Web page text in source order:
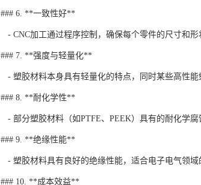
### 6. **一致性好**
- CNC加工通过程序控制，确保每个零件的尺寸和
### 7. **强度与轻量化**
- 塑胶材料本身具有轻量化的特点，同时某些高性
### 8. **耐化学性**
- 部分塑胶材料（如PTFE、PEEK）具有的耐化学腐
### 9. **绝缘性能**
- 塑胶材料具有良好的绝缘性能，适合电子电气领域
### 10. **成本效益**